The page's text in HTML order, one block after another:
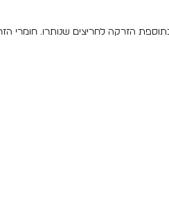
הזרקה לחריצים שנותרו.